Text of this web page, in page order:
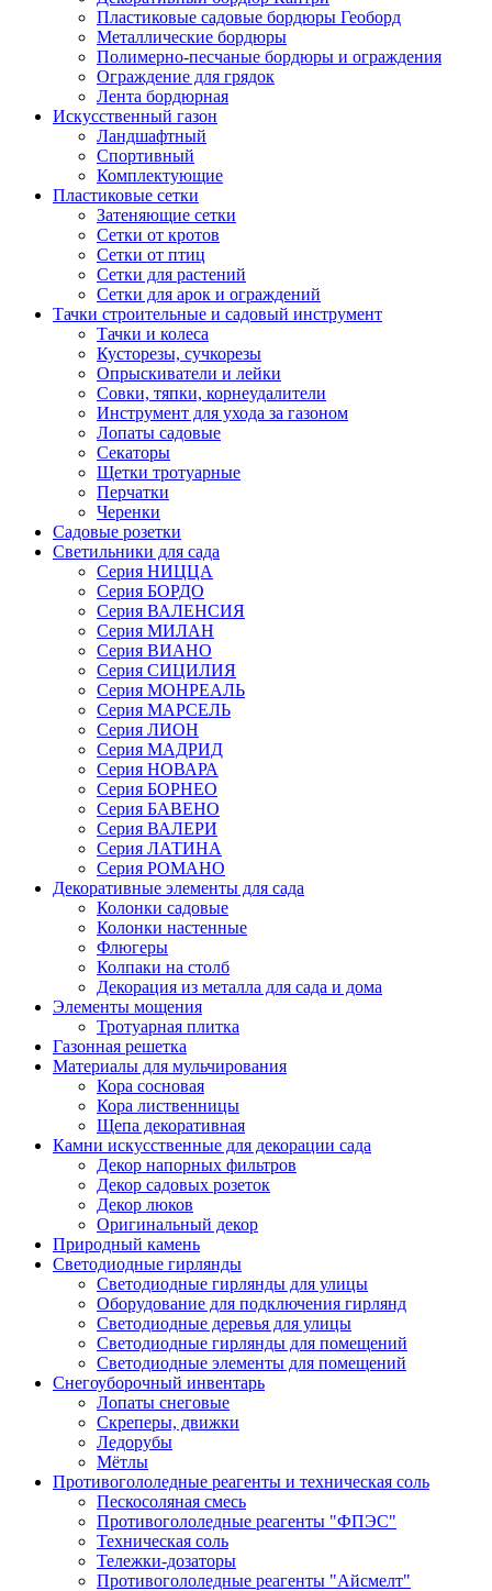
Пластиковые садовые бордюры Геоборд
Металлические бордюры
Полимерно-песчаные бордюры и ограждения
Ограждение для грядок
Лента бордюрная
Искусственный газон
Ландшафтный
Спортивный
Комплектующие
Пластиковые сетки
Затеняющие сетки
Сетки от кротов
Сетки от птиц
Сетки для растений
Сетки для арок и ограждений
Тачки строительные и садовый инструмент
Тачки и колеса
Кусторезы, сучкорезы
Опрыскиватели и лейки
Совки, тяпки, корнеудалители
Инструмент для ухода за газоном
Лопаты садовые
Секаторы
Щетки тротуарные
Перчатки
Черенки
Садовые розетки
Светильники для сада
Серия НИЦЦА
Серия БОРДО
Серия ВАЛЕНСИЯ
Серия МИЛАН
Серия ВИАНО
Серия СИЦИЛИЯ
Серия МОНРЕАЛЬ
Серия МАРСЕЛЬ
Серия ЛИОН
Серия МАДРИД
Серия НОВАРА
Серия БОРНЕО
Серия БАВЕНО
Серия ВАЛЕРИ
Серия ЛАТИНА
Серия РОМАНО
Декоративные элементы для сада
Колонки садовые
Колонки настенные
Флюгеры
Колпаки на столб
Декорация из металла для сада и дома
Элементы мощения
Тротуарная плитка
Газонная решетка
Материалы для мульчирования
Кора сосновая
Кора лиственницы
Щепа декоративная
Камни искусственные для декорации сада
Декор напорных фильтров
Декор садовых розеток
Декор люков
Оригинальный декор
Природный камень
Светодиодные гирлянды
Светодиодные гирлянды для улицы
Оборудование для подключения гирлянд
Светодиодные деревья для улицы
Светодиодные гирлянды для помещений
Светодиодные элементы для помещений
Снегоуборочный инвентарь
Лопаты снеговые
Скреперы, движки
Ледорубы
Мётлы
Противогололедные реагенты и техническая соль
Пескосоляная смесь
Противогололедные реагенты "ФПЭС"
Техническая соль
Тележки-дозаторы
Противогололедные реагенты "Айсмелт"